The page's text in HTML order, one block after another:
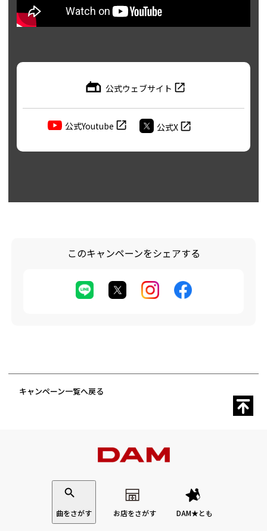
公式ウェブサイト
公式Youtube 公式X
このキャンペーンをシェアする
キャンペーン一覧へ戻る
曲をさがす お店をさがす DAM★とも